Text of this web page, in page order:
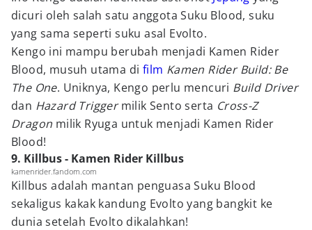
dicuri oleh salah satu anggota Suku Blood, suku
yang sama seperti suku asal Evolto.
Kengo ini mampu berubah menjadi Kamen Rider
Blood, musuh utama di film Kamen Rider Build: Be
The One. Uniknya, Kengo perlu mencuri Build Driver
dan Hazard Triggermilik Sento serta Cross-Z
Dragon milik Ryuga untuk menjadi Kamen Rider
Blood!
9. Killbus - Kamen Rider Killbus
kamenrider.fandom.com
Killbus adalah mantan penguasa Suku Blood
sekaligus kakak kandung Evolto yang bangkit ke
dunia setelah Evolto dikalahkan!